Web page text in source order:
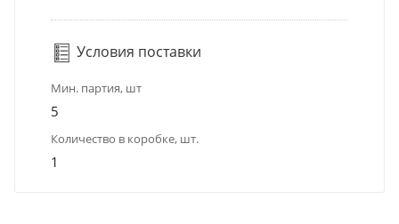
Условия поставки
Мин. партия, шт
5
Количество в коробке, шт.
1